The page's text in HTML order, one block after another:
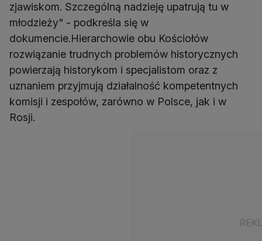
zjawiskom. Szczególną nadzieję upatrują tu w
młodzieży" - podkreśla się w
dokumencie.Hierarchowie obu Kościołów
rozwiązanie trudnych problemów historycznych
powierzają historykom i specjalistom oraz z
uznaniem przyjmują działalność kompetentnych
komisji i zespołów, zarówno w Polsce, jak i w
Rosji.